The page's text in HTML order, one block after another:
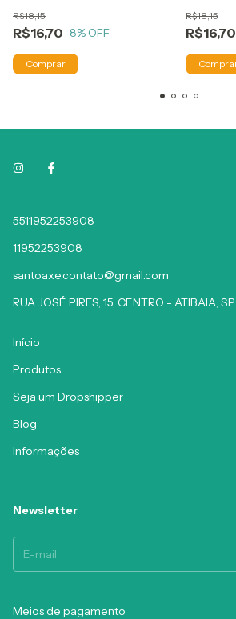
R$16,70
R$18,15
8% OFF R$16,70
R$18,15
5511952253908
11952253908
santoaxe.contato@gmail.com
RUA JOSÉ PIRES, 15, CENTRO - ATIBAIA, SP.
Início
Produtos
Seja um Dropshipper
Blog
Informações
Newsletter
Meios de pagamento